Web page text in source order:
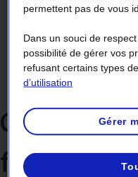
Comment
permettent pas de vous
Dans un souci de
possibilité de gérer vos
refusant certains types
d’utilisation
Gérer